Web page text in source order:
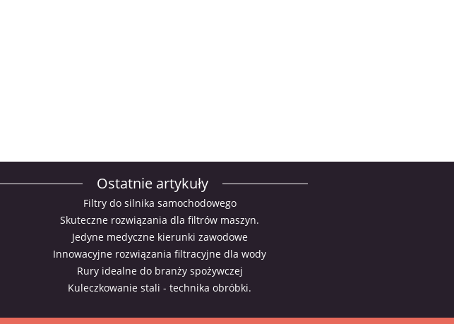
Ostatnie artykuły
Filtry do silnika samochodowego
Skuteczne rozwiązania dla filtrów maszyn.
Jedyne medyczne kierunki zawodowe
Innowacyjne rozwiązania filtracyjne dla wody
Rury idealne do branży spożywczej
Kuleczkowanie stali - technika obróbki.